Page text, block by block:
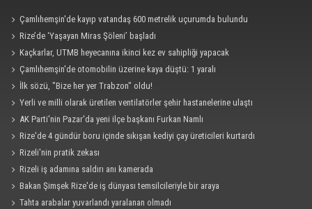
Çamlıhemşin'de kayıp vatandaş 600 metrelik uçurumda bulundu
Rize’de ‘Yaşayan Miras Şöleni’ başladı
Kaçkarlar, UTMB heyecanına ikinci kez ev sahipliği yapacak
Çamlıhemşin'de otomobilin üzerine kaya düştü: 1 yaralı
İlk sözü, "Bize her yer Trabzon" oldu!
Yerli ve milli olarak üretilen ventilatörler şehir hastanelerine ulaştı
AK Parti'nin Pazar'da yeni ilçe başkanı Furkan Namlı
Rize'de 4 gündür boru içinde sıkışan kediyi çay üreticileri kurtardı
Rizeli'nin pratik zekası
Rizeli iş adamına saldırı anı kamerada
Bakan Şimşek Rize'de iş dünyası temsilcileriyle bir araya
Tahta arabalar yuvarlandı yaralanan olmadı